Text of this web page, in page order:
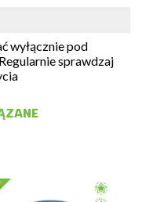
wyłącznie pod
sprawdzaj